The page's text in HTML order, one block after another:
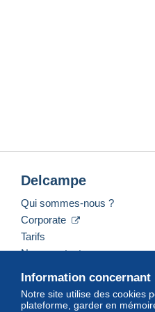
Information concernant
Notre site utilise des cookies
plateforme, garder en
Delcampe
Qui sommes-nous ?
Corporate
Tarifs
Nous contacter
Français USD